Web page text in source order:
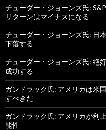
チューダー・ジョーンズ氏:
リターンはマイナスになる
チューダー・ジョーンズ氏: 日
下落する
チューダー・ジョーンズ氏: 絶
成功する
ガンドラック氏: アメリカは米
すべきだ
ガンドラック氏: アメリカが利
能性